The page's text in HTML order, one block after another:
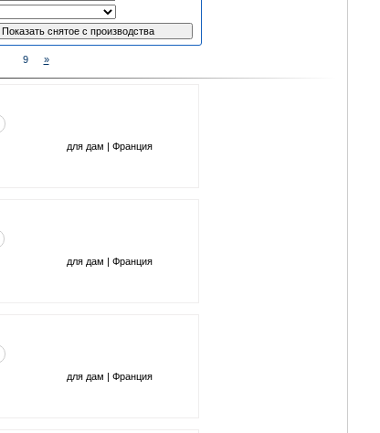
9 »
для дам | Франция
для дам | Франция
для дам | Франция